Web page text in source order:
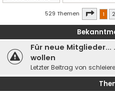
529 Themen Seite
1 2
Für neue
wollen
Letzter Beitrag von